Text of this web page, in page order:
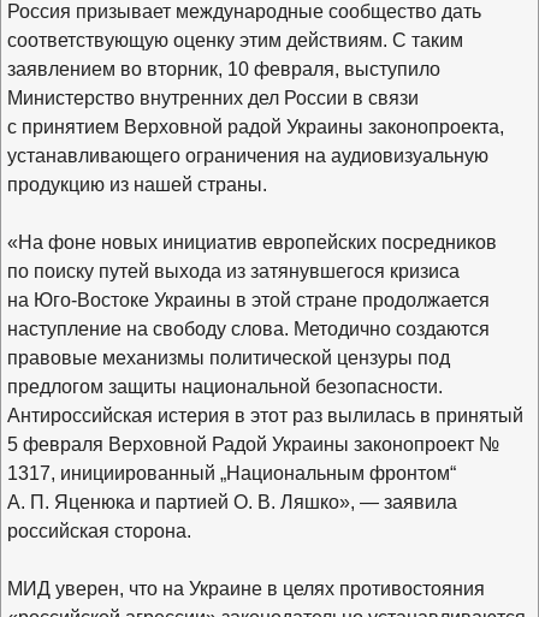
Россия призывает международные сообщество дать
соответствующую оценку этим действиям. С таким
заявлением во вторник, 10 февраля, выступило
Министерство внутренних дел России в связи
с принятием Верховной радой Украины законопроекта,
устанавливающего ограничения на аудиовизуальную
продукцию из нашей страны.
«На фоне новых инициатив европейских посредников
по поиску путей выхода из затянувшегося кризиса
на Юго-Востоке Украины в этой стране продолжается
наступление на свободу слова. Методично создаются
правовые механизмы политической цензуры под
предлогом защиты национальной безопасности.
Антироссийская истерия в этот раз вылилась в принятый
5 февраля Верховной Радой Украины законопроект №
1317, инициированный „Национальным фронтом“
А. П. Яценюка и партией О. В. Ляшко», — заявила
российская сторона.
МИД уверен, что на Украине в целях противостояния